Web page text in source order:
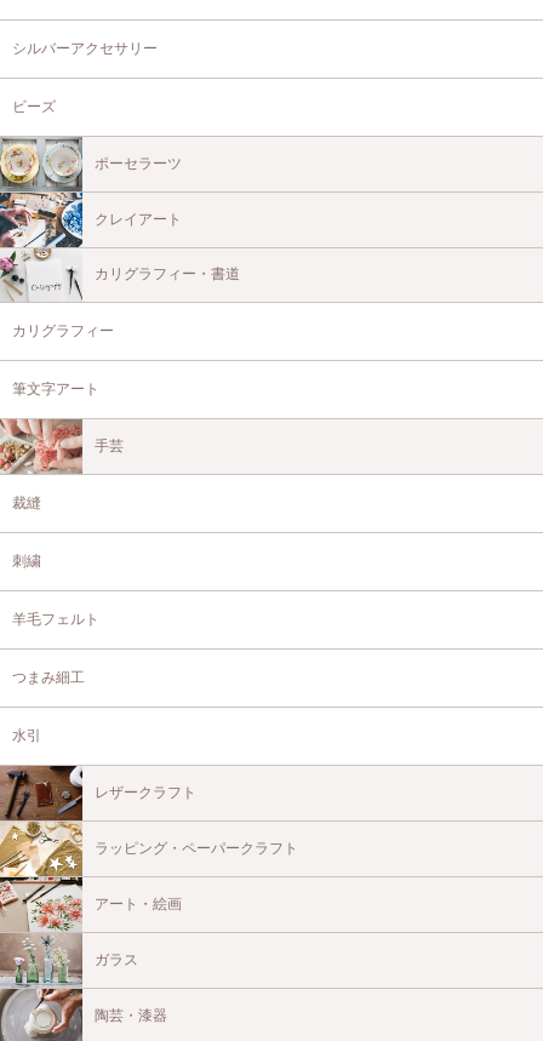
シルバーアクセサリー
ビーズ
ポーセラーツ
クレイアート
カリグラフィー・書道
カリグラフィー
筆文字アート
手芸
裁縫
刺繍
羊毛フェルト
つまみ細工
水引
レザークラフト
ラッピング・ペーパークラフト
アート・絵画
ガラス
陶芸・漆器